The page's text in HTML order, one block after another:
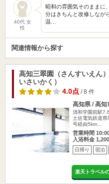
40代 女
性
昭和の雰囲気そのままに
分はきちんと改修しなが
温…
関連情報から探す
高知三翠園（さんすいえん
いさいかく）
4.0点/ 8 件
高知県 / 高知
清和学園前駅
土佐電気鉄道
号経由5km…
営業時間
入浴料金
日帰り 宿泊
楽天トラベル